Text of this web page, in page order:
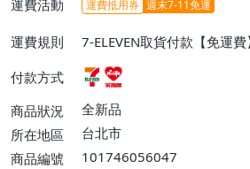
運費活動 運費抵用券 週末7-11免運
運費規則
7-ELEVEN取貨付款【免運
貨付款【免運費】
付款方式
商品狀況
全新品
所在地區
台北市
商品編號
101746056047